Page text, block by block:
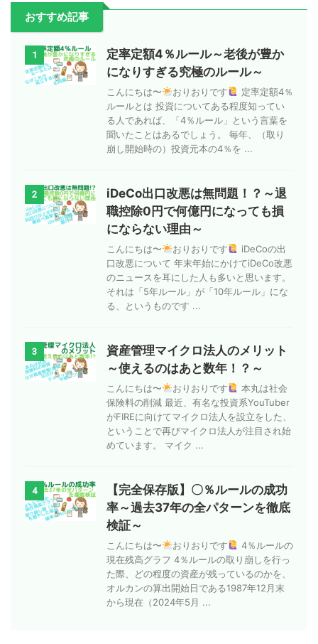
おすすめ記事
1
定率定額4％ルール～老後が豊か
になりすぎる究極のルール～
こんにちは〜 おりおりです
定率定額4％
ルールとは 投資についてある程度知ってい
る人であれば、「4％ルール」という言葉を
聞いたことはあるでしょう。 毎年、（取り
崩し開始時の）投資元本の4％を ...
2
iDeCo出口改悪は無問題！？～退
職控除0円で何億円になっても損
にならない理由～
こんにちは〜 おりおりです
iDeCoの出
口改悪について 年末年始にかけてiDeCo改悪
のニュースを耳にした人も多いと思います。
それは「5年ルール」が「10年ルール」にな
る、というものです ...
3
資産管理マイクロ法人のメリット
～使えるのはあと数年！？～
こんにちは〜 おりおりです
本丸は社会
保険料の削減 最近、有名な投資系YouTuber
がFIREに向けてマイクロ法人を設立をした、
ということで再びマイクロ法人が注目され始
めています。 マイク ...
4
【完全保存版】〇％ルールの成功
率～過去37年の全パターンを徹底
検証～
こんにちは〜 おりおりです
4％ルールの
現在残高グラフ 4％ルールの取り崩しを行っ
た際、どの程度の資産が残っているのかを、
オルカンの算出開始日である1987年12月末
から現在（2024年5月 ...